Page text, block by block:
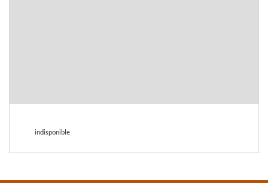
indisponible